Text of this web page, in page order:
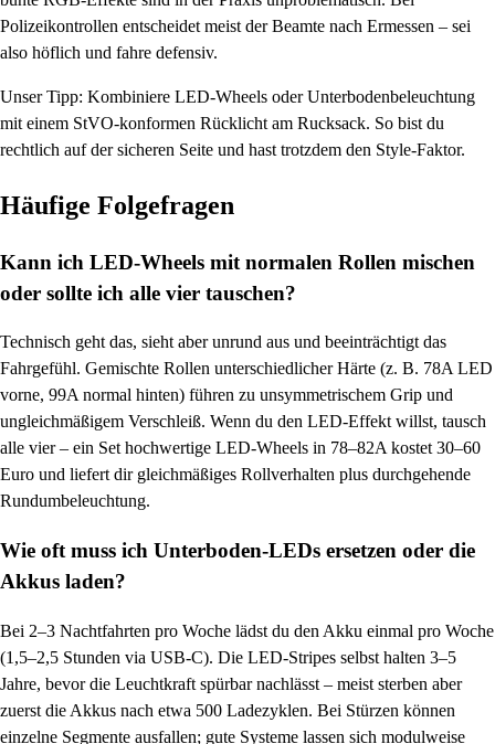
Polizeikontrollen entscheidet meist der Beamte nach Ermessen – sei
also höflich und fahre defensiv.
Unser Tipp: Kombiniere LED-Wheels oder Unterbodenbeleuchtung
mit einem StVO-konformen Rücklicht am Rucksack. So bist du
rechtlich auf der sicheren Seite und hast trotzdem den Style-Faktor.
Häufige Folgefragen
Kann ich LED-Wheels mit normalen Rollen mischen
oder sollte ich alle vier tauschen?
Technisch geht das, sieht aber unrund aus und beeinträchtigt das
Fahrgefühl. Gemischte Rollen unterschiedlicher Härte (z. B. 78A LED
vorne, 99A normal hinten) führen zu unsymmetrischem Grip und
ungleichmäßigem Verschleiß. Wenn du den LED-Effekt willst, tausch
alle vier – ein Set hochwertige LED-Wheels in 78–82A kostet 30–60
Euro und liefert dir gleichmäßiges Rollverhalten plus durchgehende
Rundumbeleuchtung.
Wie oft muss ich Unterboden-LEDs ersetzen oder die
Akkus laden?
Bei 2–3 Nachtfahrten pro Woche lädst du den Akku einmal pro Woche
(1,5–2,5 Stunden via USB-C). Die LED-Stripes selbst halten 3–5
Jahre, bevor die Leuchtkraft spürbar nachlässt – meist sterben aber
zuerst die Akkus nach etwa 500 Ladezyklen. Bei Stürzen können
einzelne Segmente ausfallen; gute Systeme lassen sich modulweise